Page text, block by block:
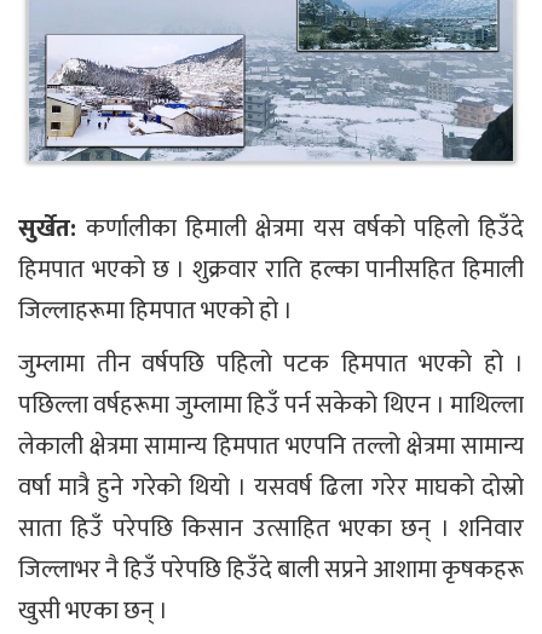
सुर्खेत:कर्णालीका हिमाली क्षेत्रमा यस वर्षको पहिलो हिउँदे
हिमपात भएको छ । शुक्रवार राति हल्का पानीसहित हिमाली
जिल्लाहरूमा हिमपात भएको हो ।
जुम्लामा तीन वर्षपछि पहिलो पटक हिमपात भएको हो ।
पछिल्ला वर्षहरूमा जुम्लामा हिउँ पर्न सकेको थिएन । माथिल्ला
लेकाली क्षेत्रमा सामान्य हिमपात भएपनि तल्लो क्षेत्रमा सामान्य
वर्षा मात्रै हुने गरेको थियो । यसवर्ष ढिला गरेर माघको दोस्रो
साता हिउँ परेपछि किसान उत्साहित भएका छन् । शनिवार
जिल्लाभर नै हिउँ परेपछि हिउँदे बाली सप्रने आशामा कृषकहरू
खुसी भएका छन् ।